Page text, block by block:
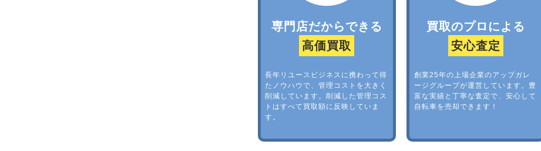
専門店だからできる
高価買取
長年リユースビジネスに携わって得
たノウハウで、管理コストを大きく
削減しています。削減した管理コス
トはすべて買取額に反映していま
す。
買取のプロによる
安心査定
創業25年の上場企業のアップガレ
ージグループが運営しています。豊
富な実績と丁寧な査定で、安心して
自転車を売却できます！